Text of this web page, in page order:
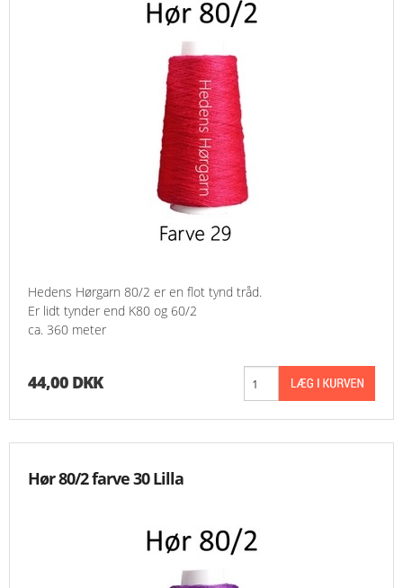
Hedens Hørgarn 80/2 er en flot tynd tråd.
Er lidt tynder end K80 og 60/2
ca. 360 meter
44,00 DKK
Hør 80/2 farve 30 Lilla